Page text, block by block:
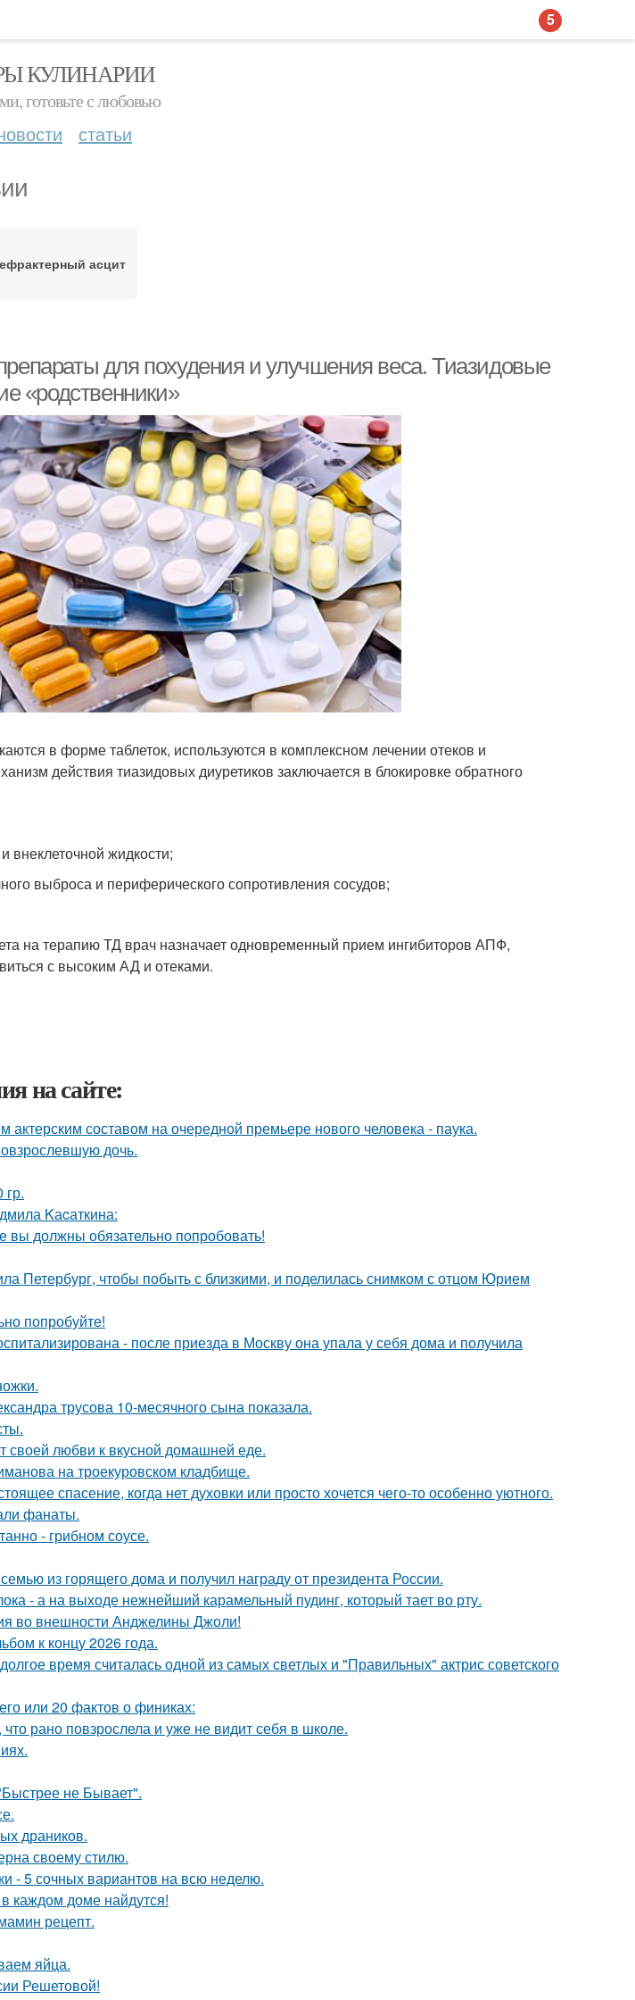
КУЛИНАРИИ
готовьте с любовью
статьи
асцит
для похудения и улучшения веса. Тиазидовые
«родственники»
в форме таблеток, используются в комплексном лечении отеков и
действия тиазидовых диуретиков заключается в блокировке обратного
жидкости;
выброса и периферического сопротивления сосудов;
на терапию ТД врач назначает одновременный прием ингибиторов АПФ,
с высоким АД и отеками.
на сайте:
составом на очередной премьере нового человека - паука.
дочь.
Kаcаткина:
вы должны обязательно попробовать!
Петербург, чтобы побыть с близкими, и поделилась снимком с отцом Юрием
попробуйте!
- после приезда в Москву она упала у себя дома и получила
трусова 10-месячного сына показала.
своей любви к вкусной домашней еде.
на троекуровском кладбище.
спасение, когда нет духовки или просто хочется чего-то особенно уютного.
фанаты.
- грибном соусе.
из горящего дома и получил награду от президента России.
- а на выходе нежнейший карамельный пудинг, который тает во рту.
во внешности Анджелины Джоли!
к концу 2026 года.
время считалась одной из самых светлых и "Правильных" актрис советского
или 20 фактов о финиках:
рано повзрослела и уже не видит себя в школе.
не Бывает".
драников.
своему стилю.
- 5 сочных вариантов на всю неделю.
каждом доме найдутся!
рецепт.
яйца.
Решетовой!
5